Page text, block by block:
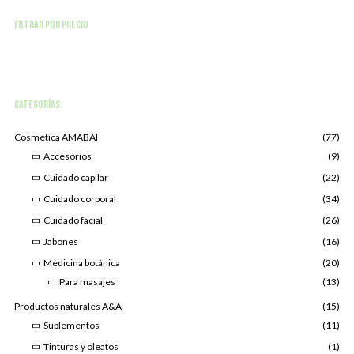
Filtrar por precio
Categorías
Cosmética AMABAI
(77)
Accesorios
(9)
Cuidado capilar
(22)
Cuidado corporal
(34)
Cuidado facial
(26)
Jabones
(16)
Medicina botánica
(20)
Para masajes
(13)
Productos naturales A&A
(15)
Suplementos
(11)
Tinturas y oleatos
(1)